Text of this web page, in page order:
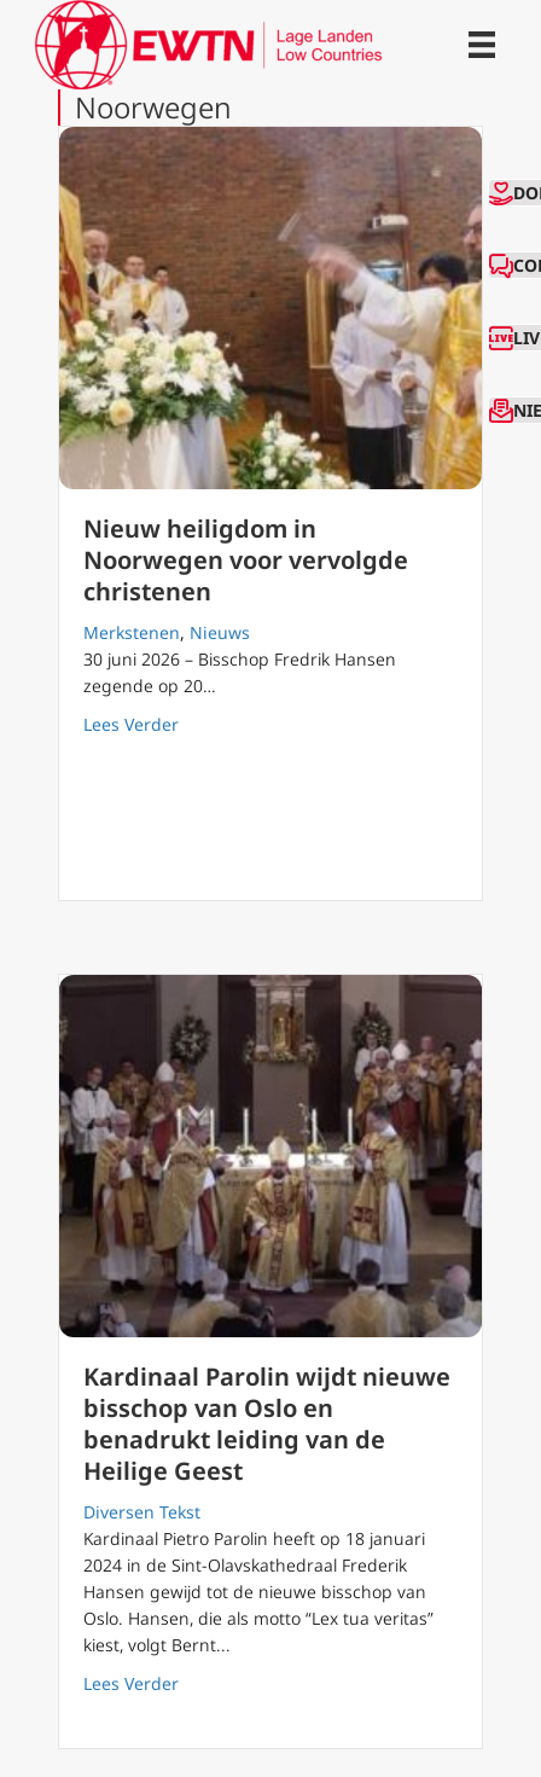
Noorwegen
Nieuw heiligdom in
Noorwegen voor vervolgde
christenen
Merkstenen, Nieuws
30 juni 2026 – Bisschop Fredrik Hansen
zegende op 20…
Lees Verderabout Nieuw heiligdom in Noorwegen voor
Kardinaal Parolin wijdt nieuwe
bisschop van Oslo en
benadrukt leiding van de
Heilige Geest
Diversen Tekst
Kardinaal Pietro Parolin heeft op 18 januari
2024 in de Sint-Olavskathedraal Frederik
Hansen gewijd tot de nieuwe bisschop van
Oslo. Hansen, die als motto “Lex tua veritas”
kiest, volgt Bernt...
Lees Verderabout Kardinaal Parolin wijdt nieuwe